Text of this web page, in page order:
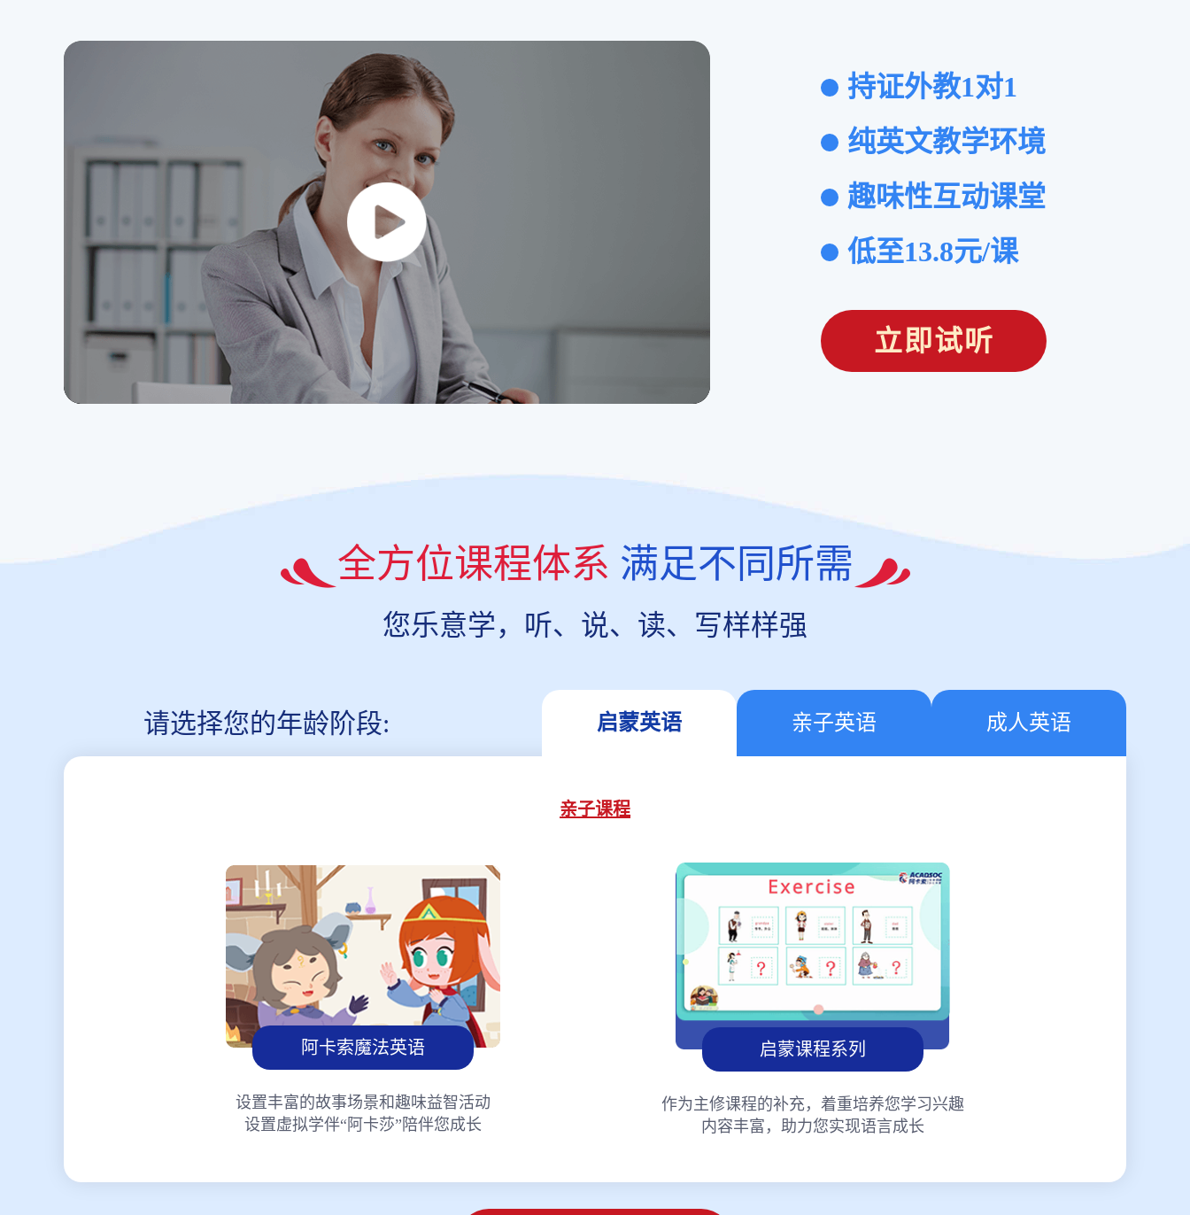
持证外教1对1
纯英文教学环境
趣味性互动课堂
低至13.8元/课
立即试听
全方位课程体系 满足不同所需
您乐意学，听、说、读、写样样强
请选择您的年龄阶段: 启蒙英语 亲子英语 成人英语
亲子课程
阿卡索魔法英语
设置丰富的故事场景和趣味益智活动
设置虚拟学伴“阿卡莎”陪伴您成长
启蒙课程系列
作为主修课程的补充，着重培养您学习兴趣
内容丰富，助力您实现语言成长